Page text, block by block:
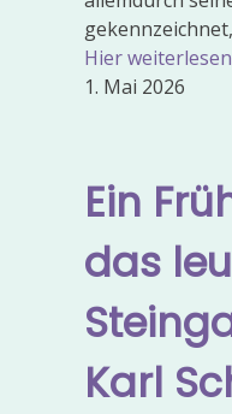
Hier weiterlesen
1. Mai 2026
Ein
das
Karl